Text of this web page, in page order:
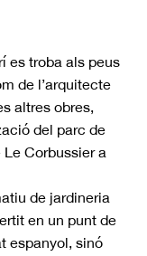
es troba als peus
de l’arquitecte
altres obres,
del parc de
Corbussier a
de jardineria
en un punt de
espanyol, sinó